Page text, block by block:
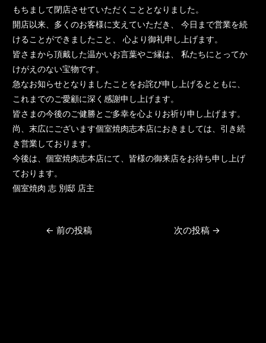
もちまして閉店させていただくこととなりました。
開店以来、多くのお客様に支えていただき、 今日まで営業を続
けることができましたこと、 心より御礼申し上げます。
皆さまから頂戴した温かいお言葉やご縁は、 私たちにとってか
けがえのない宝物です。
急なお知らせとなりましたことをお詫び申し上げるとともに、
これまでのご愛顧に深く感謝申し上げます。
皆さまの今後のご健勝とご多幸を心よりお祈り申し上げます。
尚、末広にございます個室焼肉志本店におきましては、引き続
き営業しております。
今後は、個室焼肉志本店にて、皆様の御来店をお待ち申し上げ
ております。
個室焼肉 志 別邸 店主
← 前の投稿 次の投稿 →